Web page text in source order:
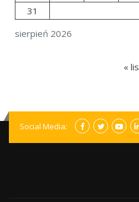
sierpień 2026
31
« lis
Social Media: